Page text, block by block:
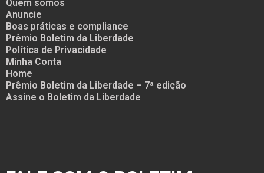
Quem somos
Anuncie
Boas práticas e compliance
Prêmio Boletim da Liberdade
Política de Privacidade
Minha Conta
Home
Prêmio Boletim da Liberdade – 7ª edição
Assine o Boletim da Liberdade